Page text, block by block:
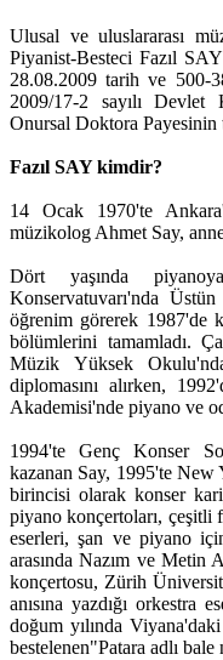
Ulusal ve uluslararası
Piyanist-Besteci Fazıl
28.08.2009 tarih ve 500-
2009/17-2 sayılı Devlet
Onursal Doktora
Fazıl SAY kimdir?
14 Ocak 1970'te
müzikolog Ahmet Say,
Dört yaşında
Konservatuvarı'nda
öğrenim görerek 1987'de
bölümlerini tamamladı.
Müzik Yüksek
diplomasını alırken,
Akademisi'nde piyano ve
1994'te Genç Konser
kazanan Say, 1995'te New
birincisi olarak konser
piyano konçertoları, çeşitli
eserleri, şan ve piyano
arasında Nazım ve Metin
konçertosu, Zürih
anısına yazdığı orkestra
doğum yılında
bestelenen"Patara adlı bale